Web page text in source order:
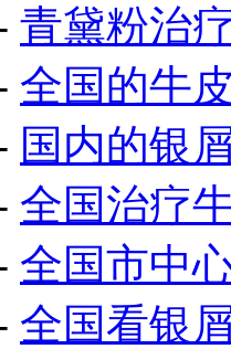
青黛粉治
全国的牛
国内的银
全国治疗
全国市中
全国看银